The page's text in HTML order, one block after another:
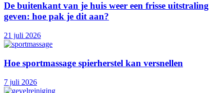
De buitenkant van je huis weer een frisse uitstraling
geven: hoe pak je dit aan?
21 juli 2026
Hoe sportmassage spierherstel kan versnellen
7 juli 2026